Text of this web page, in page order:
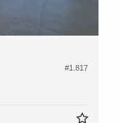
#1.817